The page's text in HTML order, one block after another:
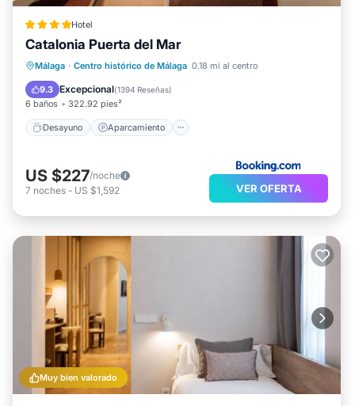
Hotel
Catalonia Puerta del Mar
Málaga · Centro histórico de Málaga 0.18 mi al centro
9.3 Excepcional(1394 Reseñas)
6 baños 322.92 pies²
Desayuno Aparcamiento
Desayuno
Aparcamiento
Aire acondicionado
US $227/noche
7 noches - US $1,592 VER OFERTA
Muy bien valorado